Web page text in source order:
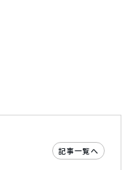
記事一覧へ